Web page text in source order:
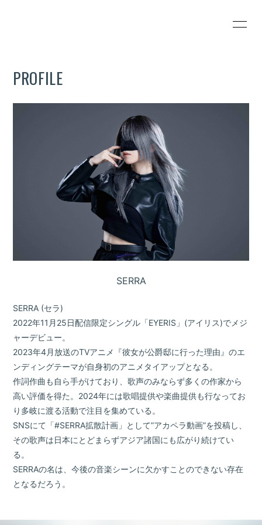
SCHEDULE
MOVIE
PHOTO
ログイン
PROFILE
SERRA
SERRA (セラ)
2022年11月25日配信限定シングル「EYERIS」(アイリス)でメジ
ャーデビュー。
2023年4月放送のTVアニメ『彼女が公爵邸に行った理由』のエ
ンディングテーマが自身初のアニメタイアップとなる。
作詞作曲も自ら手がけており、歌声のみならず多くの作家から
高い評価を得た。2024年には歌唱提供や楽曲提供も行なってお
り多岐に渡る活動で注目を集めている。
SNSにて「#SERRA拡散計画」として”アカペラ動画”を投稿し、
その歌声は日本にとどまらずアジア諸国にも広がり続けてい
る。
SERRAの名は、今後の音楽シーンに欠かすことのできない存在
となるだろう。